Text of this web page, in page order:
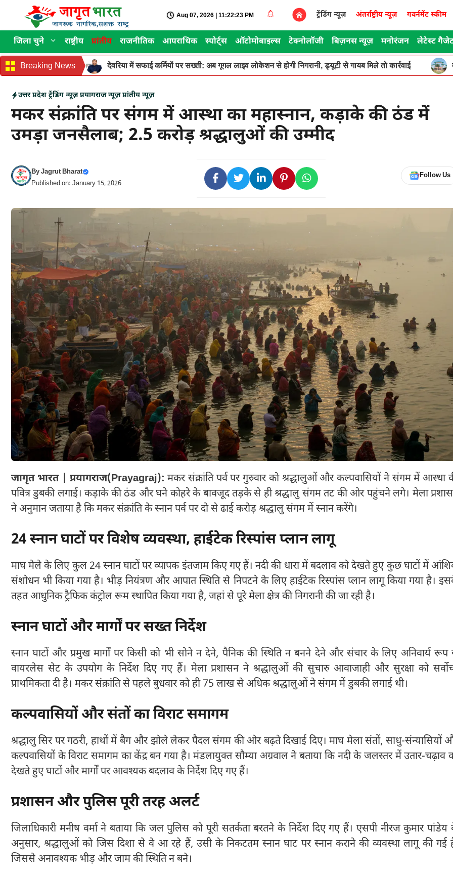
content
Aug 07, 2026 | 11:22:23 PM ट्रेंडिंग न्यूज़ अंतर्राष्ट्रीय न्यूज़ गवर्नमेंट स्कीम
जिला चुने राष्ट्रीय प्रांतीय राजनीतिक आपराधिक स्पोर्ट्स ऑटोमोबाइल्स टेक्नोलॉजी बिज़नस न्यूज़ मनोरंजन लेटेस्ट
Breaking News देवरिया में सफाई कर्मियों पर सख्ती: अब गूगल लाइव लोकेशन से होगी निगरानी, ड्यूटी से गायब मिले तो कार्रवाई
उत्तर प्रदेश ट्रेंडिंग न्यूज़ प्रयागराज न्यूज़ प्रांतीय न्यूज़
मकर संक्रांति पर संगम में आस्था का महास्नान, कड़ाके की ठंड में
उमड़ा जनसैलाब; 2.5 करोड़ श्रद्धालुओं की उम्मीद
ByJagrut Bharat
Published on: January 15, 2026
Follow Us
जागृत भारत | प्रयागराज(Prayagraj): मकर संक्रांति पर्व पर गुरुवार को श्रद्धालुओं और कल्पवासियों ने संगम में आस्था
पवित्र डुबकी लगाई। कड़ाके की ठंड और घने कोहरे के बावजूद तड़के से ही श्रद्धालु संगम तट की ओर पहुंचने लगे। मेला
ने अनुमान जताया है कि मकर संक्रांति के स्नान पर्व पर दो से ढाई करोड़ श्रद्धालु संगम में स्नान करेंगे।
24 स्नान घाटों पर विशेष व्यवस्था, हाईटेक रिस्पांस प्लान लागू
माघ मेले के लिए कुल 24 स्नान घाटों पर व्यापक इंतजाम किए गए हैं। नदी की धारा में बदलाव को देखते हुए कुछ घाटों में
संशोधन भी किया गया है। भीड़ नियंत्रण और आपात स्थिति से निपटने के लिए हाईटेक रिस्पांस प्लान लागू किया गया है।
तहत आधुनिक ट्रैफिक कंट्रोल रूम स्थापित किया गया है, जहां से पूरे मेला क्षेत्र की निगरानी की जा रही है।
स्नान घाटों और मार्गों पर सख्त निर्देश
स्नान घाटों और प्रमुख मार्गों पर किसी को भी सोने न देने, पैनिक की स्थिति न बनने देने और संचार के लिए अनिवार्य रूप
वायरलेस सेट के उपयोग के निर्देश दिए गए हैं। मेला प्रशासन ने श्रद्धालुओं की सुचारु आवाजाही और सुरक्षा को
प्राथमिकता दी है। मकर संक्रांति से पहले बुधवार को ही 75 लाख से अधिक श्रद्धालुओं ने संगम में डुबकी लगाई थी।
कल्पवासियों और संतों का विराट समागम
श्रद्धालु सिर पर गठरी, हाथों में बैग और झोले लेकर पैदल संगम की ओर बढ़ते दिखाई दिए। माघ मेला संतों, साधु-संन्यासियों
कल्पवासियों के विराट समागम का केंद्र बन गया है। मंडलायुक्त सौम्या अग्रवाल ने बताया कि नदी के जलस्तर में उतार-चढ़ाव
देखते हुए घाटों और मार्गों पर आवश्यक बदलाव के निर्देश दिए गए हैं।
प्रशासन और पुलिस पूरी तरह अलर्ट
जिलाधिकारी मनीष वर्मा ने बताया कि जल पुलिस को पूरी सतर्कता बरतने के निर्देश दिए गए हैं। एसपी नीरज कुमार
अनुसार, श्रद्धालुओं को जिस दिशा से वे आ रहे हैं, उसी के निकटतम स्नान घाट पर स्नान कराने की व्यवस्था लागू की गई
जिससे अनावश्यक भीड़ और जाम की स्थिति न बने।